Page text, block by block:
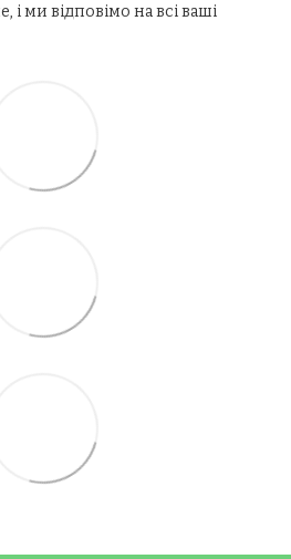
і ми відповімо на всі ваші